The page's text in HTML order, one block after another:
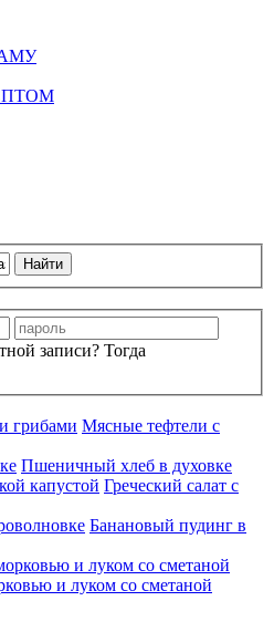
записи? Тогда
Мясные тефтели с
Пшеничный хлеб в духовке
Греческий салат с
Банановый пудинг в
и луком со сметаной